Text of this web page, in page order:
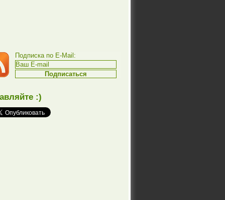
Подписка по E-Mail:
:)